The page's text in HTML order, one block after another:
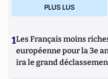
PLUS LUS
1Les Français moins
européenne pour la 3e
ira le grand